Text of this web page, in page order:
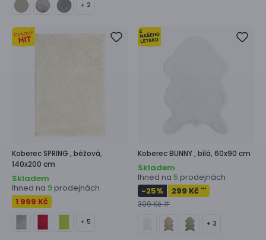
+ 2
KoberecSPRING , béžová,
140x200 cm
Skladem
Ihned na 9 prodejnách
1 999 Kč
+ 5
KoberecBUNNY , bílá, 60x90 cm
Skladem
Ihned na 5 prodejnách
-25% 299 Kč ***
399 Kč #
+ 3